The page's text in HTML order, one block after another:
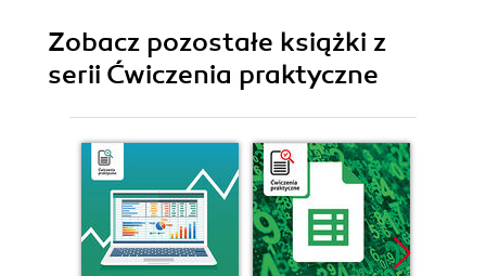
Zobacz pozostałe książki z
serii Ćwiczenia praktyczne